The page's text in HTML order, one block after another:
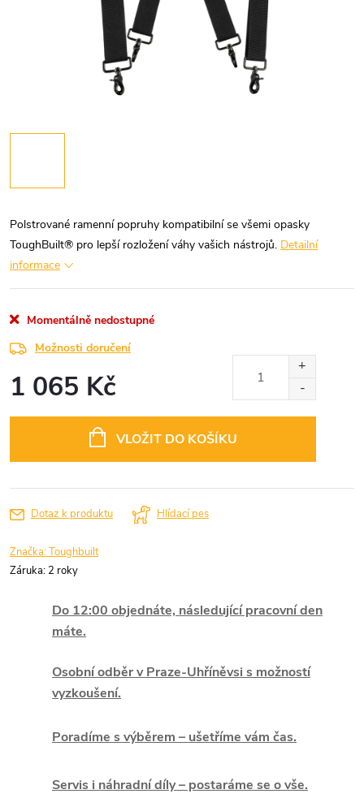
Polstrované ramenní popruhy kompatibilní se všemi opasky
ToughBuilt® pro lepší rozložení váhy vašich nástrojů. Detailní
informace
Momentálně nedostupné
Možnosti doručení
1 065 Kč
VLOŽIT DO KOŠÍKU
Dotaz k produktu Hlídací pes
Značka:Toughbuilt
Záruka: 2 roky
Do 12:00 objednáte, následující pracovní den
máte.
Osobní odběr v Praze-Uhříněvsi s možností
vyzkoušení.
Poradíme s výběrem – ušetříme vám čas.
Servis i náhradní díly – postaráme se o vše.